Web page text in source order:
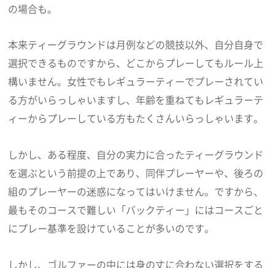
の場合も。
本来ティーグラウンドは月例などの競技以外、自分自身で
選択できるものですから、どこからプレーしてもルール上
構いません。女性でもレギュラーティーでプレーされてい
る方がいらっしゃいますし、年齢を重ねてもレギュラーテ
ィーからプレーしている方もたくさんいらっしゃいます。
しかし、ある程度、自分の実力に合ったティーグラウンド
を選ぶという前提の上であり、同伴プレーヤーや、後ろの
組のプレーヤーの迷惑になってはいけません。ですから、
最もそのコースで難しい「バックティー」にはコースごと
にプレー基準を設けていることが多いのです。
しかし、ゴルファーの中には身の丈に合わない選択をする